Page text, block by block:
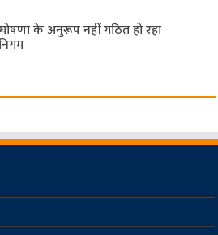
के अनुरूप नहीं गठित हो रहा